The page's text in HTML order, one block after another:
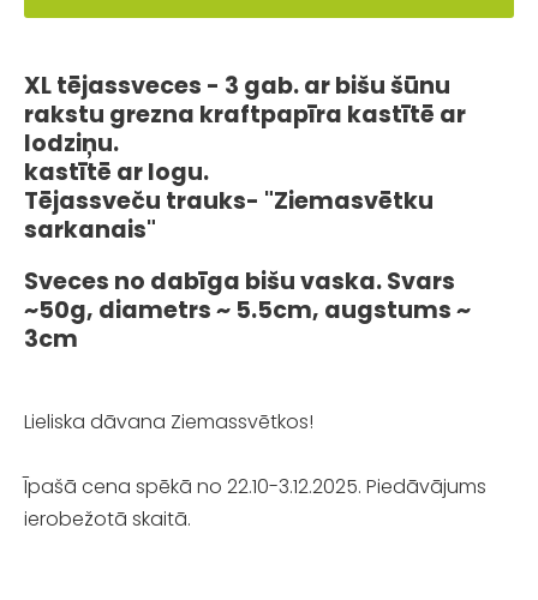
XL tējassveces - 3 gab. ar bišu šūnu
rakstu grezna kraftpapīra kastītē ar
lodziņu.
kastītē ar logu.
Tējassveču trauks- "Ziemasvētku
sarkanais"
Sveces no dabīga bišu vaska. Svars
~50g, diametrs ~ 5.5cm, augstums ~
3cm
Lieliska dāvana Ziemassvētkos!
Īpašā cena spēkā no 22.10-3.12.2025. Piedāvājums
ierobežotā skaitā.